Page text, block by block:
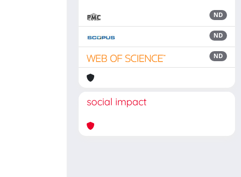
ND
ND
ND
social impact